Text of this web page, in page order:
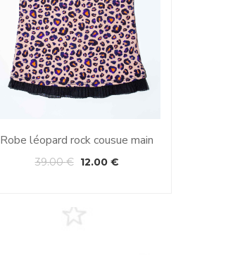
Robe léopard rock cousue main
39.00€ 12.00 €